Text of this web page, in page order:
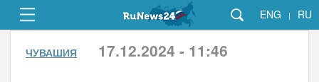
ENG | RU
ЧУВАШИЯ 17.12.2024 - 11:46